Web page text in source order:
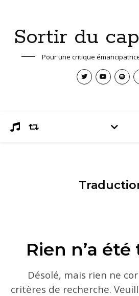
Sortir du
Pour une critique
Rien n’a
Désolé, mais rien ne
critères de recherche.